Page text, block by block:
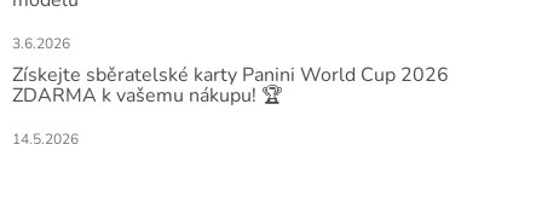
3.6.2026
Získejte sběratelské karty Panini World Cup 2026
ZDARMA k vašemu nákupu! 🏆
14.5.2026